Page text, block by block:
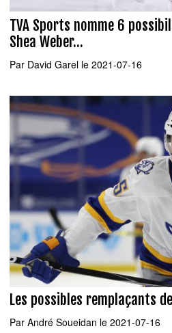
TVA Sports nomme 6
Shea Weber...
Par David Garel le 2021-07-16
Les possibles remplaçants
Par André Soueidan le 2021-07-16